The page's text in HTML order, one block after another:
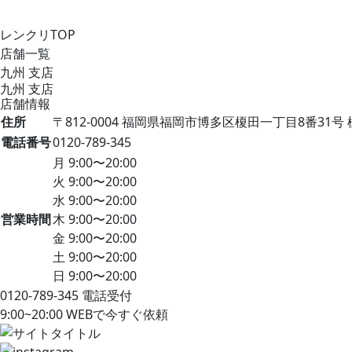
レンクリTOP
店舗一覧
九州 支店
九州 支店
店舗情報
住所
〒812-0004 福岡県福岡市博多区榎田一丁目8番31号
電話番号0120-789-345
営業時間
月 9:00〜20:00
火 9:00〜20:00
水 9:00〜20:00
木 9:00〜20:00
金 9:00〜20:00
土9:00〜20:00
日 9:00〜20:00
0120-789-345 電話受付
9:00~20:00WEBで今すぐ依頼